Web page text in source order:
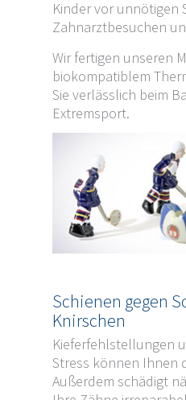
Kinder vor unnötigen
Zahnarztbesuchen
Wir fertigen unseren
biokompatiblem
Sie verlässlich beim
Extremsport.
Schienen gegen
Knirschen
Kieferfehlstellungen
Stress können Ihnen
Außerdem schädigt